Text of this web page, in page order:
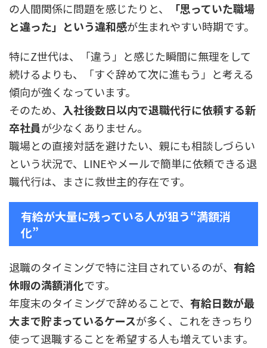
の人間関係に問題を感じたりと、
「思っていた職場
と違った」という違和感が生まれやすい時期です。
特にZ世代は、「違う」と感じた瞬間に無理をして
続けるよりも、「すぐ辞めて次に進もう」と考える
傾向が強くなっています。
そのため、 入社後数日以内で退職代行に依頼する新
卒社員が少なくありません。
職場との直接対話を避けたい、親にも相談しづらい
という状況で、LINEやメールで簡単に依頼できる退
職代行は、まさに救世主的存在です。
有給が大量に残っている人が狙う“満額消
化”
退職のタイミングで特に注目されているのが、 有給
休暇の満額消化です。
年度末のタイミングで辞めることで、 有給日数が最
大まで貯まっているケースが多く、これをきっちり
使って退職することを希望する人も増えています。